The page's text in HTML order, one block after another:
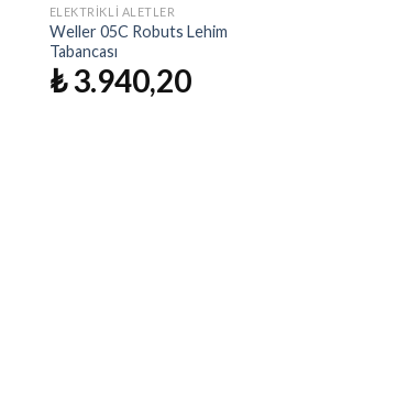
İstek
Listeme
STOKTA YOK
ELEKTRIKLI ALETLER
Weller 05C Robuts Lehim
Tabancası
₺3.940,20